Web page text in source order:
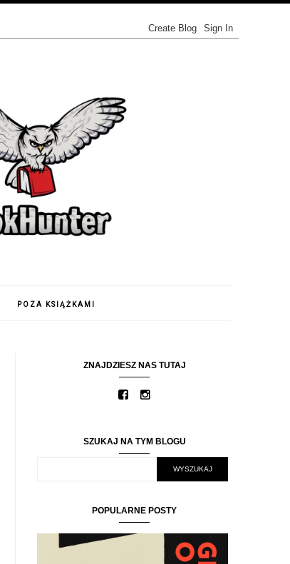
POZA KSIĄŻKAMI
ZNAJDZIESZ NAS TUTAJ
SZUKAJ NA TYM BLOGU
POPULARNE POSTY